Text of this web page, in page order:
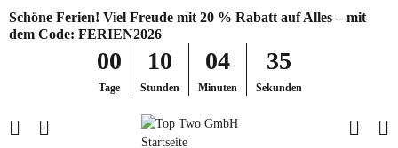
Schöne Ferien! Viel Freude mit 20 % Rabatt auf Alles – mit
dem Code: FERIEN2026
00
Tage
10
Stunden
04
Minuten
35
Sekunden